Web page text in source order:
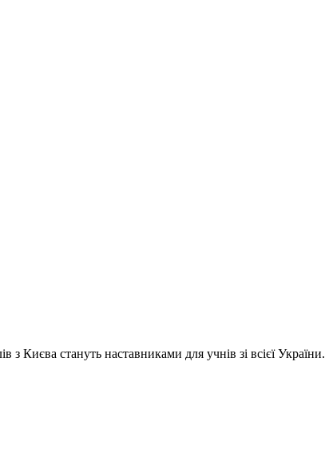
Києва стануть наставниками для учнів зі всієї України.